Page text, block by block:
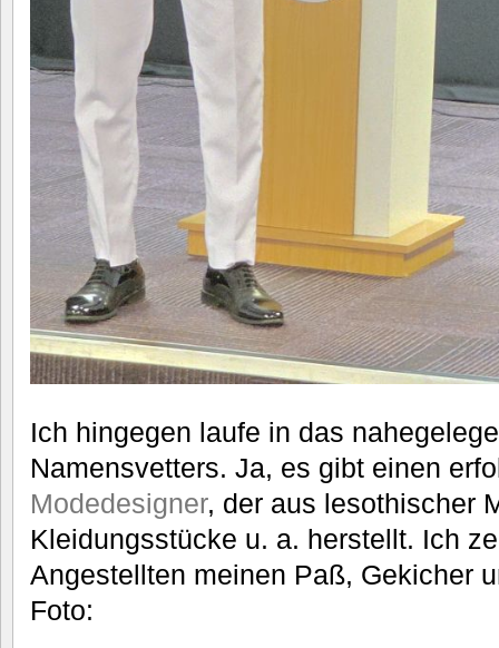
Ich hingegen laufe in das
Namensvetters. Ja, es gibt einen
Modedesigner, der aus lesothischer
Kleidungsstücke u. a. herstellt. Ich
Angestellten meinen Paß, Gekicher
Foto: